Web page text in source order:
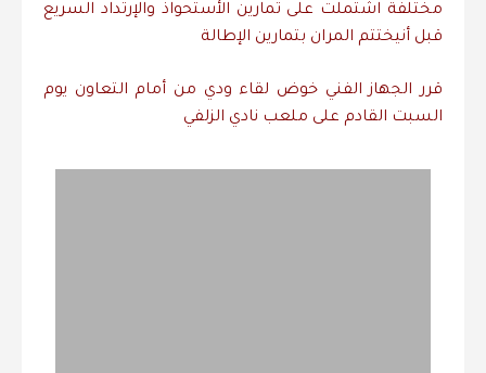
مختلفة اشتملت على تمارين الأستحواذ والإرتداد السريع
قبل أنيختتم المران بتمارين الإطالة
قرر الجهاز الفني خوض لقاء ودي من أمام التعاون يوم
السبت القادم على ملعب نادي الزلفي